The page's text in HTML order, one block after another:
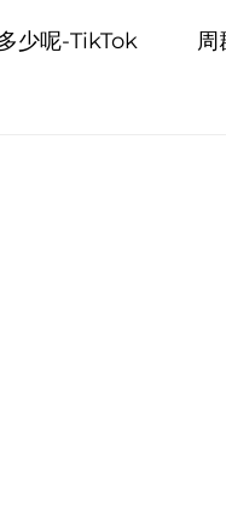
少呢-TikTok
周